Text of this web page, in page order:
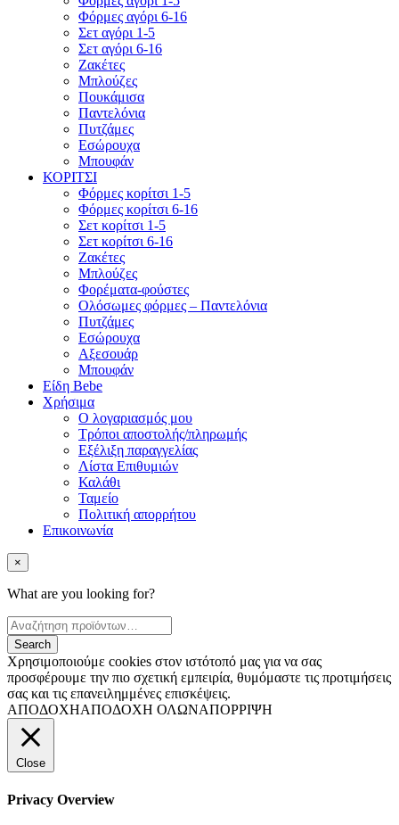
Φόρμες αγόρι 6-16
Σετ αγόρι 1-5
Σετ αγόρι 6-16
Ζακέτες
Μπλούζες
Πουκάμισα
Παντελόνια
Πυτζάμες
Εσώρουχα
Μπουφάν
ΚΟΡΙΤΣΙ
Φόρμες κορίτσι 1-5
Φόρμες κορίτσι 6-16
Σετ κορίτσι 1-5
Σετ κορίτσι 6-16
Ζακέτες
Μπλούζες
Φορέματα-φούστες
Ολόσωμες φόρμες – Παντελόνια
Πυτζάμες
Εσώρουχα
Αξεσουάρ
Μπουφάν
Είδη Bebe
Χρήσιμα
Ο λογαριασμός μου
Τρόποι αποστολής/πληρωμής
Εξέλιξη παραγγελίας
Λίστα Επιθυμιών
Καλάθι
Ταμείο
Πολιτική απορρήτου
Επικοινωνία
×
What are you looking for?
Χρησιμοποιούμε cookies στον ιστότοπό μας για να σας
προσφέρουμε την πιο σχετική εμπειρία, θυμόμαστε τις προτιμήσεις
σας και τις επανειλημμένες επισκέψεις.
ΑΠΟΔΟΧΗΑΠΟΔΟΧΗ ΟΛΩΝΑΠΟΡΡΙΨΗ
Close
Privacy Overview